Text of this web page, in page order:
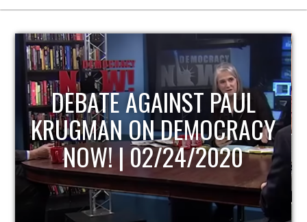
DEBATE AGAINST PAUL
KRUGMAN ON DEMOCRACY
NOW! | 02/24/2020